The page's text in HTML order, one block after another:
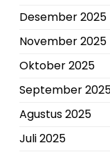
Desember 2025
November 2025
Oktober 2025
September
Agustus 2025
Juli 2025